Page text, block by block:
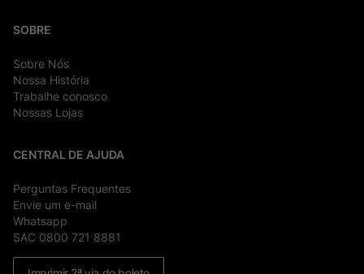
SOBRE
Sobre Nós
Nossa História
Trabalhe conosco
Nossas Lojas
CENTRAL DE AJUDA
Perguntas Frequentes
Envie um e-mail
Whatsapp
SAC 0800 721 8881